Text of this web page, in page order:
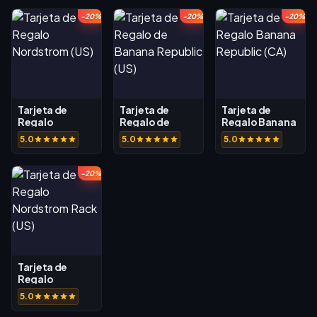
-20%
Tarjeta de
Regalo
Nordstrom (US)
5.0
-20%
Tarjeta de
Regalo de
Banana
Republic (US)
5.0
-20%
Tarjeta de
Regalo Banana
Republic (CA)
5.0
-20%
Tarjeta de
Regalo
Nordstrom
Rack (US)
5.0